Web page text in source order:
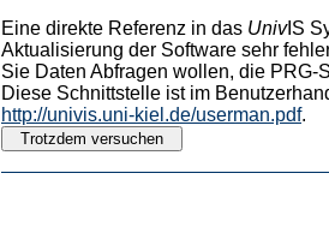
Eine direkte Referenz in das UnivIS
Aktualisierung der Software sehr
Sie Daten Abfragen wollen, die PRG-
Diese Schnittstelle ist im
http://univis.uni-kiel.de/userman.pdf.